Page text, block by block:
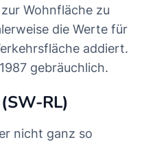
Wohnfläche zu
die Werte für
addiert.
gebräuchlich.
RL)
nicht ganz so